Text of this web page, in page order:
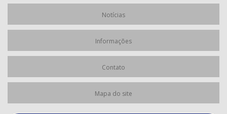
Notícias
Informações
Contato
Mapa do site